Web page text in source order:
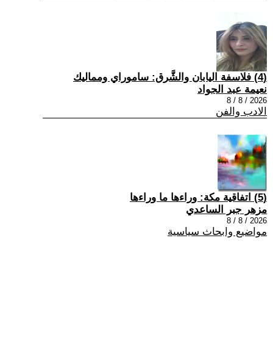
(4) فلاسفة اليابان والشَّرق: ساموراي ومماليك
نعيمة عبد الجواد
2026 / 8 / 8
الادب والفن
(5) اتفاقية مكة: وراءها ما وراءها
مزهر جبر الساعدي
2026 / 8 / 8
مواضيع وابحاث سياسية